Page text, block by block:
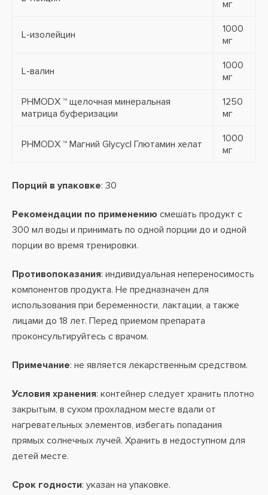
мг
L-изолейцин
1000
мг
L-валин
1000
мг
PHMODX ™ щелочная минеральная
матрица буферизации
1250
мг
PHMODX ™ Магний Glycycl Глютамин хелат
1000
мг
Порций в упаковке: 30
Рекомендации по применению смешать продукт с
300 мл воды и принимать по одной порции до и одной
порции во время тренировки.
Противопоказания: индивидуальная непереносимость
компонентов продукта. Не предназначен для
использования при беременности, лактации, а также
лицами до 18 лет. Перед приемом препарата
проконсультируйтесь с врачом.
Примечание: не является лекарственным средством.
Условия хранения: контейнер следует хранить плотно
закрытым, в сухом прохладном месте вдали от
нагревательных элементов, избегать попадания
прямых солнечных лучей. Хранить в недоступном для
детей месте.
Срок годности: указан на упаковке.